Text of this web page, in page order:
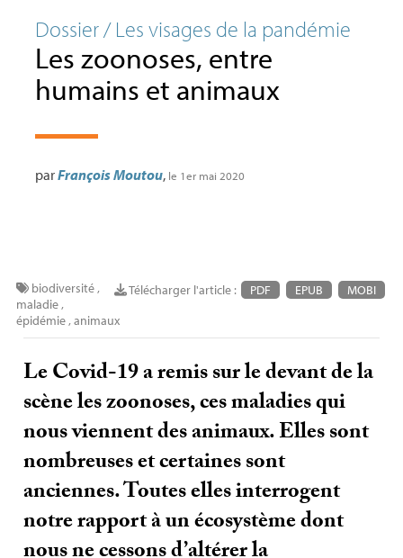
Dossier / Les visages de la pandémie
Les zoonoses, entre
humains et animaux
parFrançois Moutou, le 1er mai 2020
Télécharger l'article : PDF EPUB MOBI
biodiversité,
maladie,
épidémie,animaux
Le Covid-19 a remis sur le devant de la
scène les zoonoses, ces maladies qui
nous viennent des animaux. Elles sont
nombreuses et certaines sont
anciennes. Toutes elles interrogent
notre rapport à un écosystème dont